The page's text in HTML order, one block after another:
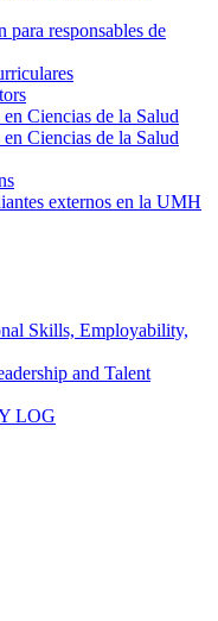
responsables de
Ciencias de la Salud
Ciencias de la Salud
externos en la UMH
Skills, Employability,
and Talent
LOG